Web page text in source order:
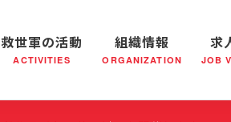
問題 救世軍の成り立ち 軍隊
救世軍の活動
ACTIVITIES
動 社会鍋 社会鍋物語
組織情報
ORGANIZATION
組織概要 全国の小隊(教会)等に
求
JOB